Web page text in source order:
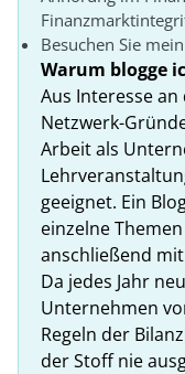
Besuchen Sie
Warum blogge
Aus Interesse an
Netzwerk-
Arbeit als
geeignet. Ein
einzelne
anschließend
Da jedes Jahr
Unternehmen
Regeln der
der Stoff nie